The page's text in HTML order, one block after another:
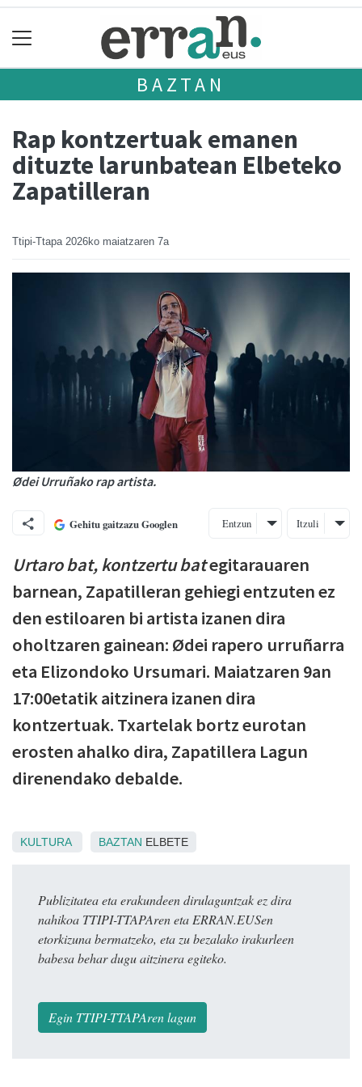
BAZTAN
Rap kontzertuak emanen
dituzte larunbatean Elbeteko
Zapatilleran
Ttipi-Ttapa 2026ko maiatzaren 7a
Ødei Urruñako rap artista.
Gehitu gaitzazu Googlen Entzun Itzuli
Urtaro bat, kontzertu bategitarauaren
barnean, Zapatilleran gehiegi entzuten ez
den estiloaren bi artista izanen dira
oholtzaren gainean: Ødei rapero urruñarra
eta Elizondoko Ursumari. Maiatzaren 9an
17:00etatik aitzinera izanen dira
kontzertuak. Txartelak bortz eurotan
erosten ahalko dira, Zapatillera Lagun
direnendako debalde.
KULTURA BAZTAN ELBETE
Publizitatea eta erakundeen dirulaguntzak ez dira
nahikoa TTIPI-TTAPAren eta ERRAN.EUSen
etorkizuna bermatzeko, eta zu bezalako irakurleen
babesa behar dugu aitzinera egiteko.
Egin TTIPI-TTAPAren lagun